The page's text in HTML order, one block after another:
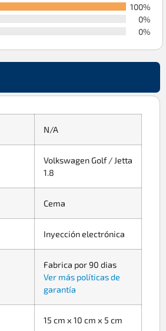
100%
0%
0%
N/A
Volkswagen Golf / Jetta
1.8
Cema
Inyección electrónica
Fabrica por 90 dias
Ver más políticas de
garantía
15 cm x 10 cm x 5 cm